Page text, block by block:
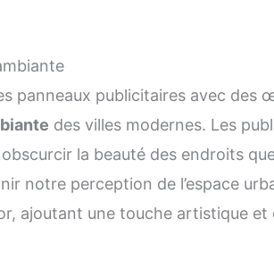
panneaux publicitaires avec des
des villes modernes. Les
la beauté des endroits
notre perception de l’espace
ajoutant une touche artistique et